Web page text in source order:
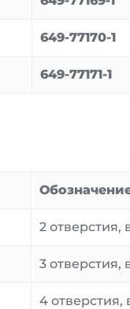
649-77170-1
649-77171-1
2 отверстия,
3 отверстия,
4 отверстия,